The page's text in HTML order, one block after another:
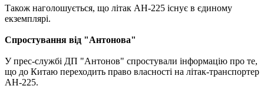
Також наголошується, що літак АН-225 існує в єдиному
екземплярі.
Спростування від "Антонова"
У прес-службі ДП "Антонов" спростували інформацію про те,
що до Китаю переходить право власності на літак-транспортер
АН-225.